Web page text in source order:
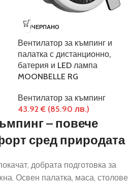
ИЗЧЕРПАНО
Вентилатор за къмпинг и
палатка с дистанционно,
батерия и LED лампа
MOONBELLE RG
Вентилатор за къмпинг
43.92€ (85.90 лв.)
– повече
сред природата
добрата подготовка за
Освен палатка, маса, столове